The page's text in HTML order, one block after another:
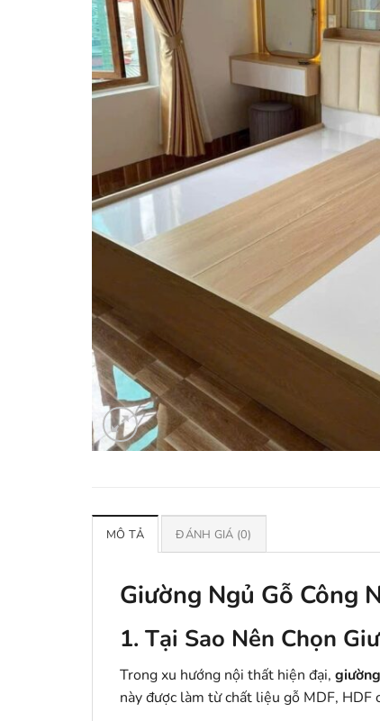
MÔ TẢ ĐÁNH GIÁ (0)
Giường Ngủ Gỗ Công
1. Tại Sao Nên Chọn
Trong xu hướng nội thất hiện đại,
này được làm từ chất liệu gỗ MDF, HDF